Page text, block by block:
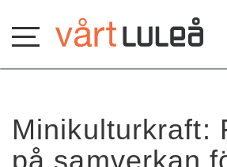
innehåll
Minikulturkraft:
på samverkan